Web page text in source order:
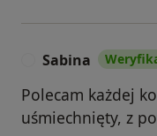
Sabina
Polecam każdej
uśmiechnięty, z